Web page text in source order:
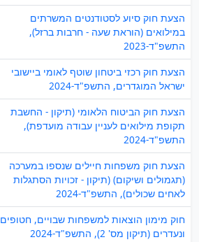
הצעת חוק סיוע לסטודנטים המשרתים
במילואים (הוראת שעה - חרבות ברזל),
התשפ"ד-2023
הצעת חוק רכזי ביטחון שוטף לאומי ביישובי
ישראל המוגדרים, התשפ"ד-2024
הצעת חוק הביטוח הלאומי (תיקון - החשבת
תקופת מילואים לעניין עבודה מועדפת),
התשפ"ד-2024
הצעת חוק משפחות חיילים שנספו במערכה
(תגמולים ושיקום) (תיקון - זכויות הסתגלות
לאחים שכולים), התשפ"ד-2024
חוק מימון הוצאות למשפחות שבויים, חטופים
ונעדרים (תיקון מס' 2), התשפ"ד-2024